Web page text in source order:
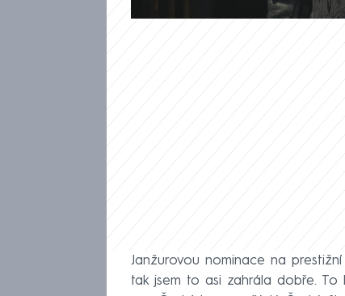
Janžurovou nominace na
tak jsem to asi zahrála dobře. To